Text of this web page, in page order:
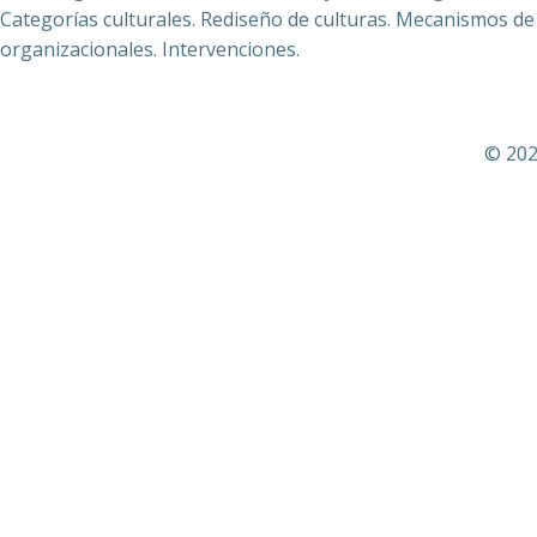
Categorías culturales. Rediseño de culturas. Mecanismos
organizacionales. Intervenciones.
©